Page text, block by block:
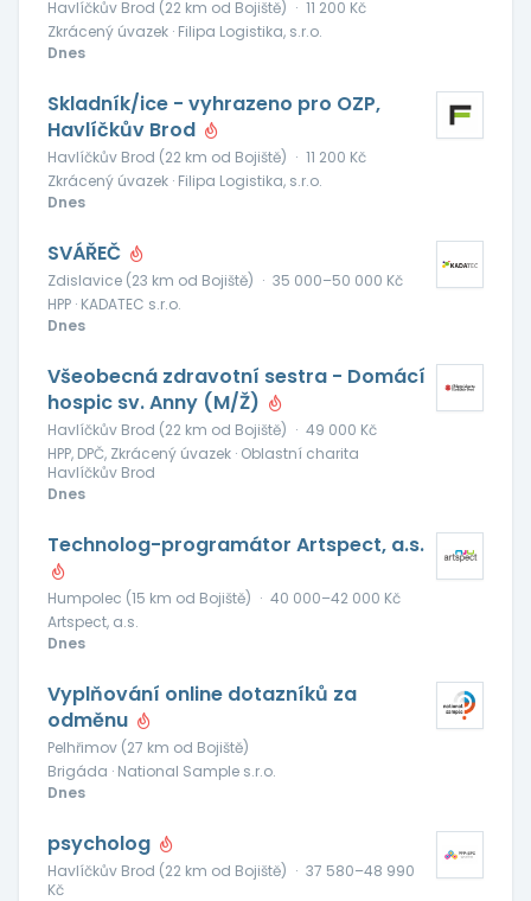
Havlíčkův Brod (22 km od Bojiště) · 11 200 Kč
Zkrácený úvazek · Filipa Logistika, s.r.o.
Dnes
Skladník/ice - vyhrazeno pro OZP,
Havlíčkův Brod
Havlíčkův Brod (22 km od Bojiště) · 11 200 Kč
Zkrácený úvazek · Filipa Logistika, s.r.o.
Dnes
SVÁŘEČ
Zdislavice (23 km od Bojiště) · 35 000–50 000 Kč
HPP · KADATEC s.r.o.
Dnes
Všeobecná zdravotní sestra - Domácí
hospic sv. Anny (M/Ž)
Havlíčkův Brod (22 km od Bojiště) · 49 000 Kč
HPP, DPČ, Zkrácený úvazek · Oblastní charita
Havlíčkův Brod
Dnes
Technolog-programátor Artspect, a.s.
Humpolec (15 km od Bojiště) · 40 000–42 000 Kč
Artspect, a.s.
Dnes
Vyplňování online dotazníků za
odměnu
Pelhřimov (27 km od Bojiště)
Brigáda · National Sample s.r.o.
Dnes
psycholog
Havlíčkův Brod (22 km od Bojiště) · 37 580–48 990
Kč